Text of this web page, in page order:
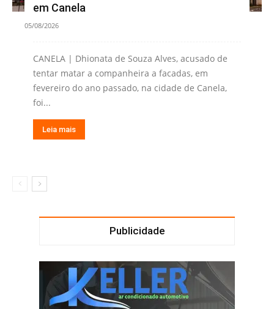
em Canela
05/08/2026
CANELA | Dhionata de Souza Alves, acusado de
tentar matar a companheira a facadas, em
fevereiro do ano passado, na cidade de Canela,
foi...
Leia mais
Publicidade